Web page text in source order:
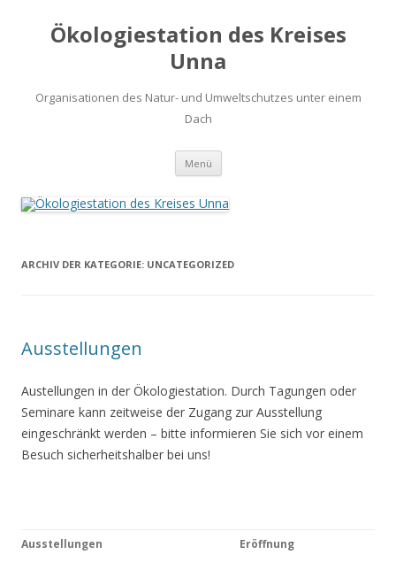
Ökologiestation des Kreises
Unna
Organisationen des Natur- und Umweltschutzes unter einem
Dach
Menü Zum
springen
ARCHIV DER KATEGORIE: UNCATEGORIZED
Ausstellungen
Austellungen in der Ökologiestation. Durch Tagungen oder
Seminare kann zeitweise der Zugang zur Ausstellung
eingeschränkt werden – bitte informieren Sie sich vor einem
Besuch sicherheitshalber bei uns!
Ausstellungen Eröffnung